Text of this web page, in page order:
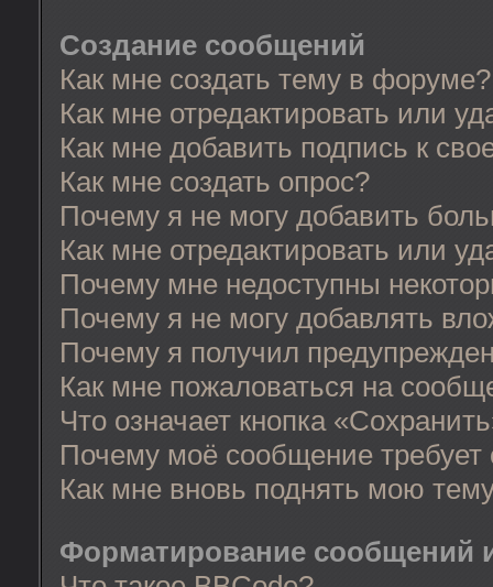
Создание сообщений
Как мне создать тему в форуме?
Как мне отредактировать или
Как мне добавить подпись к
Как мне создать опрос?
Почему я не могу добавить
Как мне отредактировать или
Почему мне недоступны
Почему я не могу добавлять
Почему я получил
Как мне пожаловаться на
Что означает кнопка
Почему моё сообщение требует
Как мне вновь поднять мою
Форматирование сообщений